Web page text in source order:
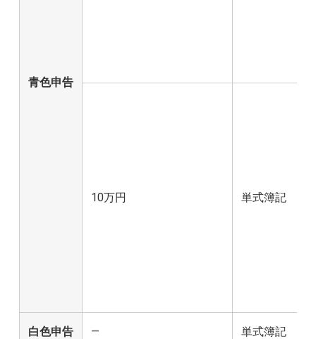
青色申告
10万円 単式簿記
白色申告 ― 単式簿記